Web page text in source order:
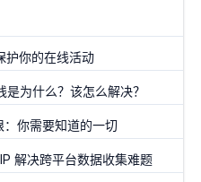
护你的在线活动
为什么？该怎么解决？
你需要知道的一切
解决跨平台数据收集难题